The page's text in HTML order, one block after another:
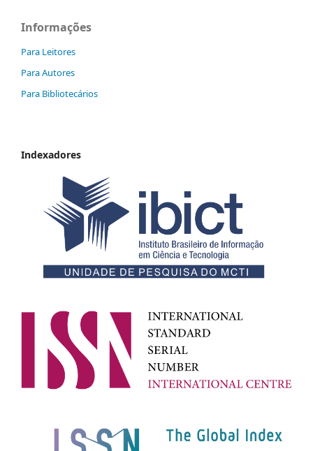
Informações
Para Leitores
Para Autores
Para Bibliotecários
Indexadores